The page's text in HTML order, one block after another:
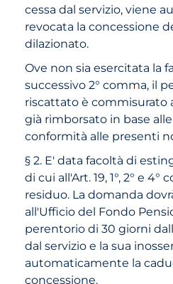
cessa dal servizio, viene
revocata la concessione
dilazionato.
Ove non sia esercitata la
successivo 2° comma, il
riscattato è commisurato
già rimborsato in base
conformità alle presenti
§ 2. E' data facoltà di
di cui all'Art. 19, 1°, 2° e
residuo. La domanda
all'Ufficio del Fondo
perentorio di 30 giorni
dal servizio e la sua
automaticamente la
concessione.